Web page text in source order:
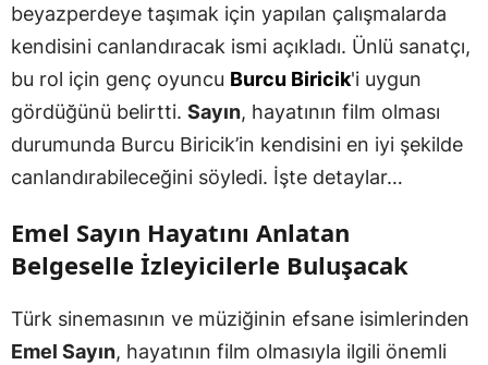
beyazperdeye taşımak için yapılan çalışmalarda
kendisini canlandıracak ismi açıkladı. Ünlü sanatçı,
bu rol için genç oyuncu Burcu Biricik'i uygun
gördüğünü belirtti. Sayın, hayatının film olması
durumunda Burcu Biricik’in kendisini en iyi şekilde
canlandırabileceğini söyledi. İşte detaylar…
Emel Sayın Hayatını Anlatan
Belgeselle İzleyicilerle Buluşacak
Türk sinemasının ve müziğinin efsane isimlerinden
Emel Sayın, hayatının film olmasıyla ilgili önemli